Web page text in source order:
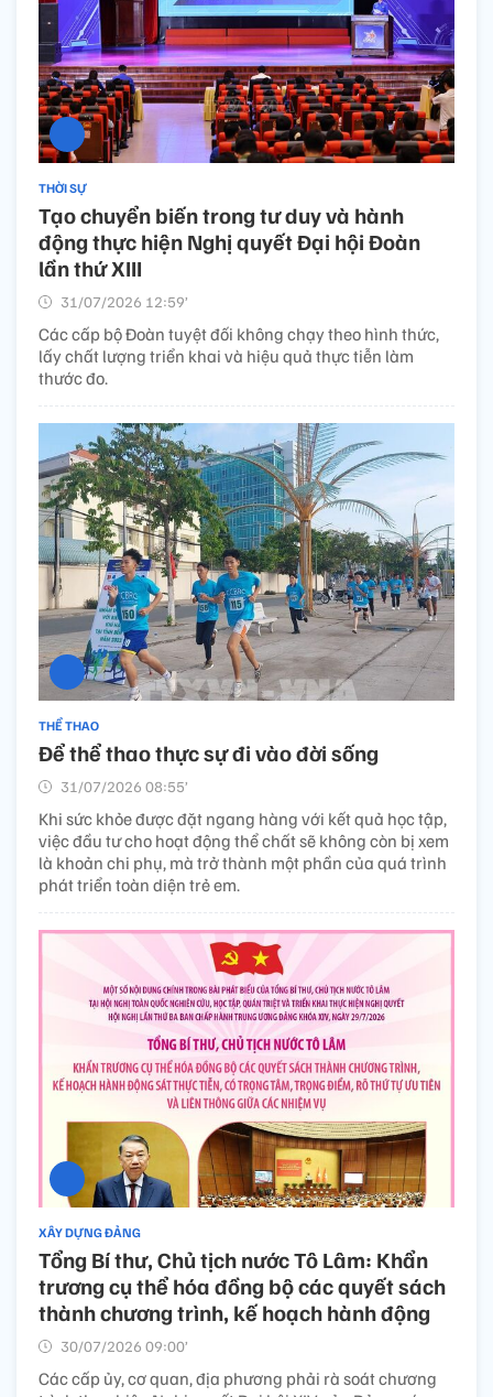
THỜI SỰ
Tạo chuyển biến trong tư duy và hành
động thực hiện Nghị quyết Đại hội Đoàn
lần thứ XIII
31/07/2026 12:59’
Các cấp bộ Đoàn tuyệt đối không chạy theo hình thức,
lấy chất lượng triển khai và hiệu quả thực tiễn làm
thước đo.
THỂ THAO
Để thể thao thực sự đi vào đời sống
31/07/2026 08:55’
Khi sức khỏe được đặt ngang hàng với kết quả học tập,
việc đầu tư cho hoạt động thể chất sẽ không còn bị xem
là khoản chi phụ, mà trở thành một phần của quá trình
phát triển toàn diện trẻ em.
XÂY DỰNG ĐẢNG
Tổng Bí thư, Chủ tịch nước Tô Lâm: Khẩn
trương cụ thể hóa đồng bộ các quyết sách
thành chương trình, kế hoạch hành động
30/07/2026 09:00’
Các cấp ủy, cơ quan, địa phương phải rà soát chương